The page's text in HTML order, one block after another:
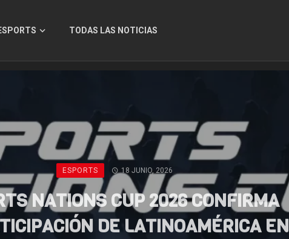
TODAS LAS NOTICIAS
ESPORTS 18 JUNIO, 2026
NATIONS CUP 2026 CONFIRMA
DE LATINOAMÉRICA EN